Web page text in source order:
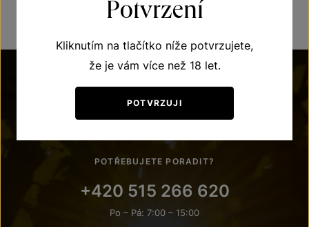
POTŘEBUJETE PORADIT?
+420 515 266 620
Po – Pá: 7:00 – 15:00
Potvrzení
Kliknutím na tlačítko níže potvrzujete,
že je vám více než 18 let.
POTVRZUJI